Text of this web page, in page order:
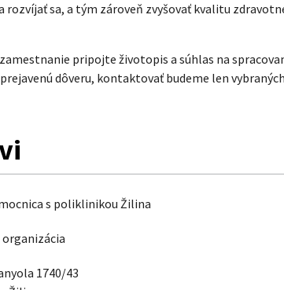
rozvíjať sa, a tým zároveň zvyšovať kvalitu
pripojte životopis a súhlas na
dôveru, kontaktovať budeme len
s poliklinikou Žilina
1740/43